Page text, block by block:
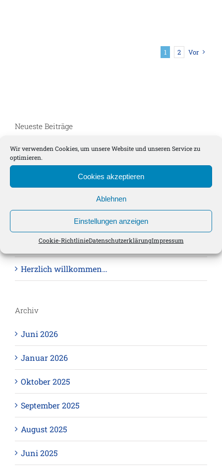
Wir verwenden Cookies, um unsere Website und unseren Service zu
optimieren.
Cookies akzeptieren
Ablehnen
Einstellungen anzeigen
Cookie-RichtlinieDatenschutzerklärungImpressum
1 2 Vor
Neueste Beiträge
Roadtrip: Boarden und Bouldern!
Das war das Gründergeist Gipfeltreffen 2025!
Expedition neue Gottesdienste
Die KI wird immer besser…
Herzlich willkommen…
Archiv
Juni 2026
Januar 2026
Oktober 2025
September 2025
August 2025
Juni 2025